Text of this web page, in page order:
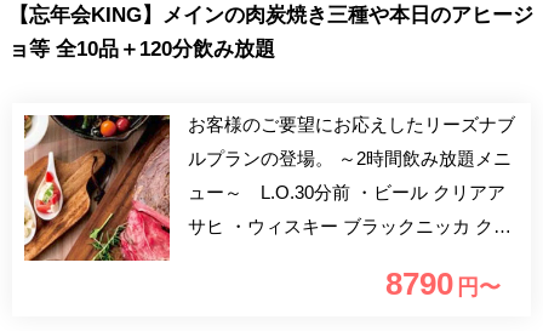
【忘年会KING】メインの肉炭焼き三種や本日のアヒージ
ョ等 全10品＋120分飲み放題
お客様のご要望にお応えしたリーズナブ
ルプランの登場。 ～2時間飲み放題メニ
ュー～ L.O.30分前 ・ビール クリアア
サヒ ・ウィスキー ブラックニッカ クリ
酒 日替わりの日本酒 ・ワイン ハウスワ
8790 円〜